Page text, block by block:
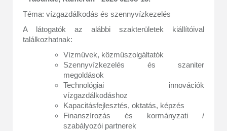
Téma: vízgazdálkodás és szennyvízkezelés
A látogatók az alábbi szakterületek kiállítóival
találkozhatnak:
Vízművek, közműszolgáltatók
Szennyvízkezelés és szaniter
megoldások
Technológiai innovációk
vízgazdálkodáshoz
Kapacitásfejlesztés, oktatás, képzés
Finanszírozás és kormányzati /
szabályozói partnerek